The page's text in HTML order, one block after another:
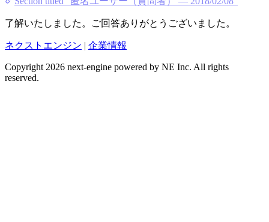
了解いたしました。ご回答ありがとうございました。
ネクストエンジン | 企業情報
Copyright 2026 next-engine powered by NE Inc. All rights
reserved.